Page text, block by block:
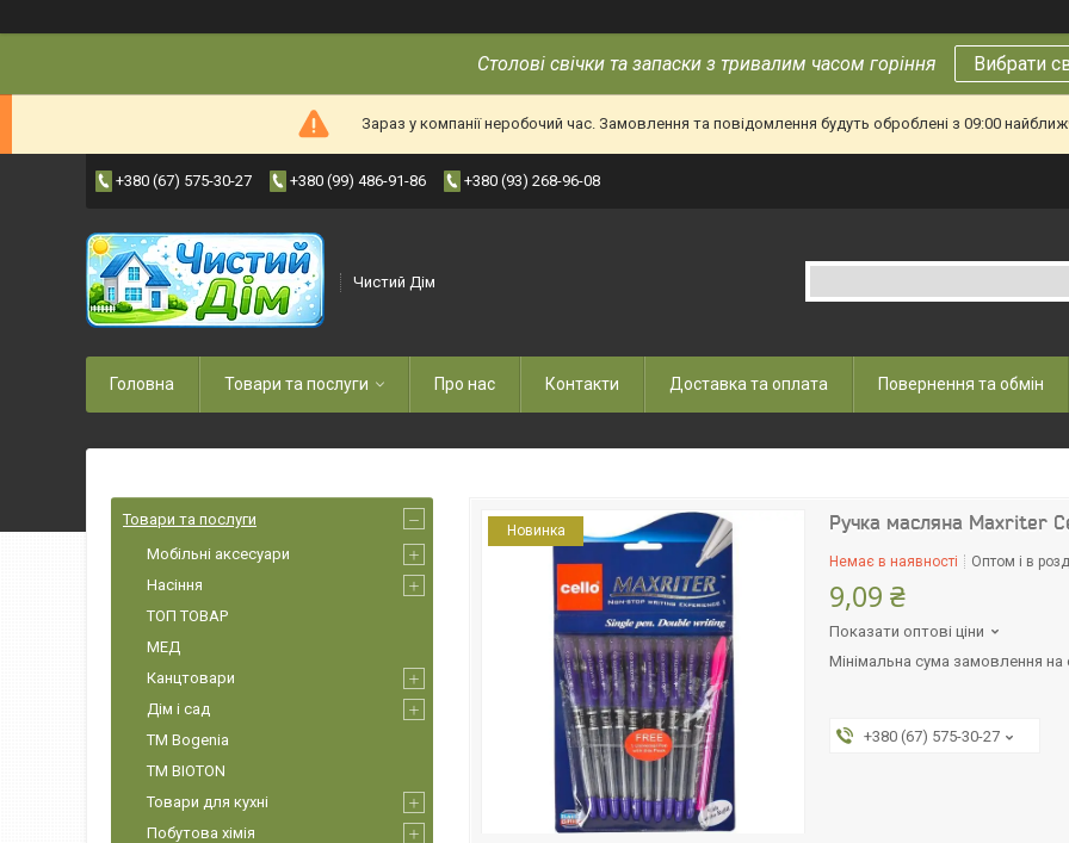
Столові свічки та запаски з тривалим часом горіння Вибрати
Зараз у компанії неробочий час. Замовлення та повідомлення будуть оброблені з 09:00
+380 (67) 575-30-27 +380 (99) 486-91-86 +380 (93) 268-96-08
Чистий Дім
Головна Товари та послуги Про нас Контакти Доставка та оплата Повернення та обмін
Новинка Ручка масляна Maxriter
Немає в наявності Оптом і в
9,09 ₴
Показати оптові ціни
Мінімальна сума замовлення на
+380 (67) 575-30-27
Товари та послуги
Мобільні аксесуари
Насіння
ТОП ТОВАР
МЕД
Канцтовари
Дім і сад
ТМ Bogenia
ТМ BIOTON
Товари для кухні
Побутова хімія